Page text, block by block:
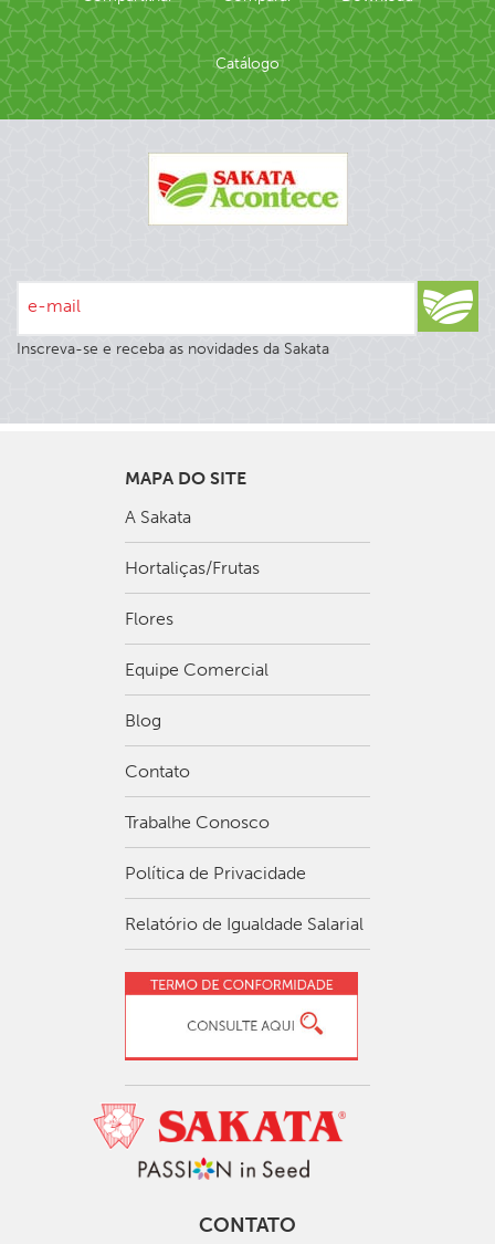
Catálogo
e-mail
Inscreva-se e receba as novidades da Sakata
MAPA DO SITE
A Sakata
Hortaliças/Frutas
Flores
Equipe Comercial
Blog
Contato
Trabalhe Conosco
Política de Privacidade
Relatório de Igualdade Salarial
CONTATO